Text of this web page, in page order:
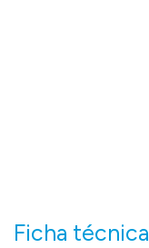
Ficha técnica